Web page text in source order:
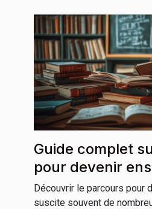
Guide complet
pour devenir
Découvrir le parcours pour
suscite souvent de